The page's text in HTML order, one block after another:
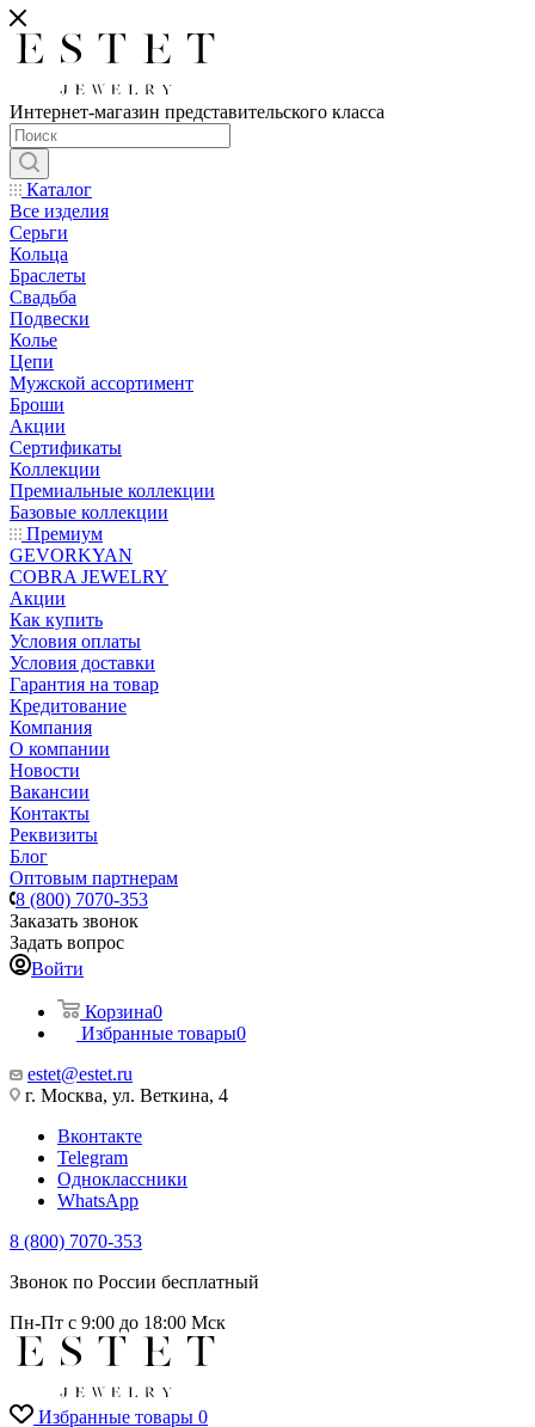
Интернет-магазин представительского класса
Каталог
Все изделия
Серьги
Кольца
Браслеты
Свадьба
Подвески
Колье
Цепи
Мужской ассортимент
Броши
Акции
Сертификаты
Коллекции
Премиальные коллекции
Базовые коллекции
Премиум
GEVORKYAN
COBRA JEWELRY
Акции
Как купить
Условия оплаты
Условия доставки
Гарантия на товар
Кредитование
Компания
О компании
Новости
Вакансии
Контакты
Реквизиты
Блог
Оптовым партнерам
8 (800) 7070-353
Заказать звонок
Задать вопрос
Войти
Корзина0
Избранные товары0
estet@estet.ru
г. Москва, ул. Веткина, 4
Вконтакте
Telegram
Одноклассники
WhatsApp
8 (800) 7070-353
Звонок по России бесплатный
Пн-Пт с 9:00 до 18:00 Мск
Избранные товары 0